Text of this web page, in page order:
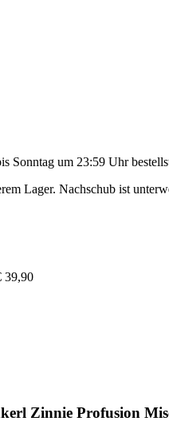
Sonntag um 23:59 Uhr
Lager. Nachschub ist
39,90
Zinnie Profusion